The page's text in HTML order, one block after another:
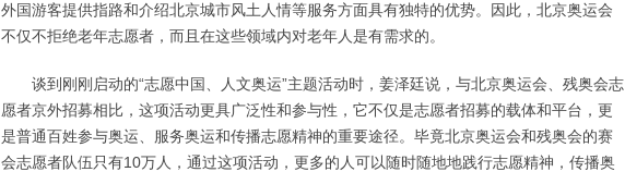
外国游客提供指路和介绍北京城市风土人情等服务方面具有独特的优势。因此，北京奥运会
不仅不拒绝老年志愿者，而且在这些领域内对老年人是有需求的。
谈到刚刚启动的“志愿中国、人文奥运”主题活动时，姜泽廷说，与北京奥运会、残奥会志
愿者京外招募相比，这项活动更具广泛性和参与性，它不仅是志愿者招募的载体和平台，更
是普通百姓参与奥运、服务奥运和传播志愿精神的重要途径。毕竟北京奥运会和残奥会的赛
会志愿者队伍只有10万人，通过这项活动，更多的人可以随时随地地践行志愿精神，传播奥